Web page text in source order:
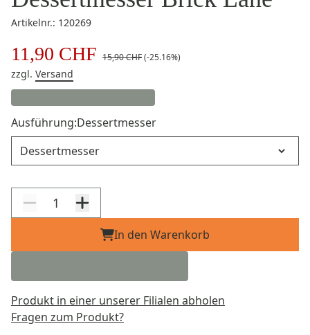
Artikelnr.: 120269
11,90 CHF 15,90 CHF(-25.16%)
zzgl. Versand
Ausführung:Dessertmesser
In den Warenkorb
Produkt in einer unserer Filialen abholen
Fragen zum Produkt?